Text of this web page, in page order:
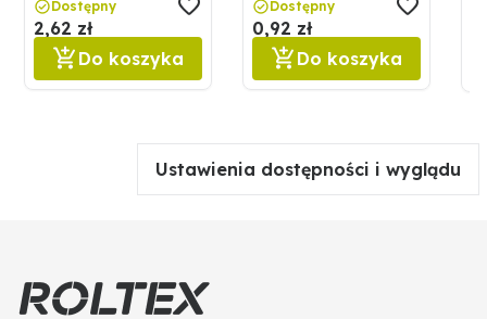
Dostępny
2,62 zł
Do koszyka
Dostępny
0,92 zł
Do koszyka
Ustawienia dostępności i wyglądu